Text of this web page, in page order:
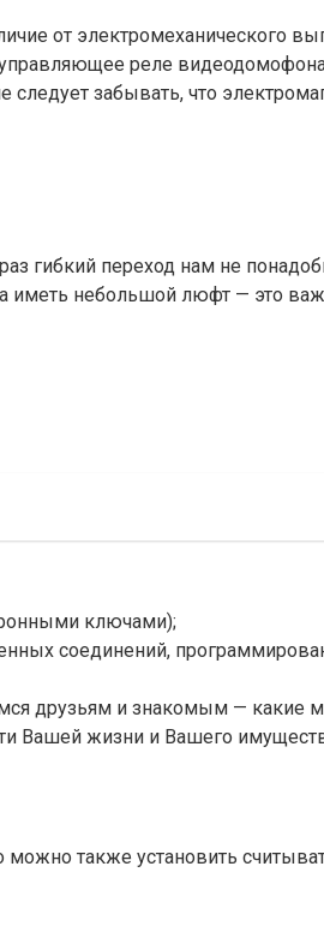
от электромеханического
реле видеодомофона
забывать, что
гибкий переход нам не
иметь небольшой люфт — это
ключами);
соединений,
друзьям и знакомым —
Вашей жизни и Вашего
также установить